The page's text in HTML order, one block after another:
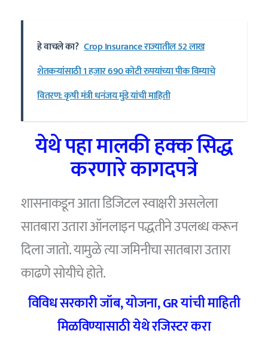
हे वाचले का? Crop Insurance राज्यातील 52 लाख
शेतकऱ्यांसाठी 1 हजार 690 कोटी रुपयांच्या पीक विम्याचे
वितरण: कृषी मंत्री धनंजय मुंडे यांची माहिती
येथे पहा मालकी हक्क सिद्ध
करणारे कागदपत्रे
शासनाकडून आता डिजिटल स्वाक्षरी असलेला
सातबारा उतारा ऑनलाइन पद्धतीने उपलब्ध करून
दिला जातो. यामुळे त्या जमिनीचा सातबारा उतारा
काढणे सोयीचे होते.
विविध सरकारी जॉब,योजना, GRयांची माहिती
मिळविण्यासाठी येथे रजिस्टर करा